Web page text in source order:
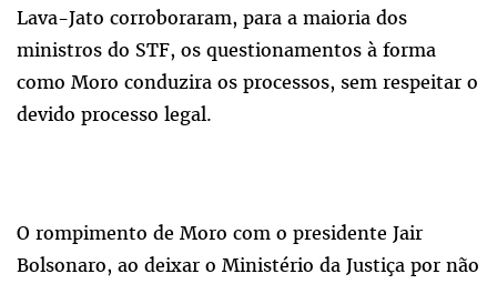
Lava-Jato corroboraram, para a maioria dos
ministros do STF, os questionamentos à forma
como Moro conduzira os processos, sem respeitar o
devido processo legal.
O rompimento de Moro com o presidente Jair
Bolsonaro, ao deixar o Ministério da Justiça por não